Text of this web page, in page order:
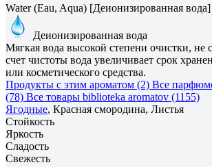
Water (Eau, Aqua) [Деионизированная вода]
Деионизированная вода
Мягкая вода высокой степени очистки, не
счет чистоты вода увеличивает срок
или косметического средства.
Продукты с этим ароматом (2) Все
(78) Все товары biblioteka aromatov (1155)
Ягодные, Красная смородина, Листья
Стойкость
Яркость
Сладость
Свежесть